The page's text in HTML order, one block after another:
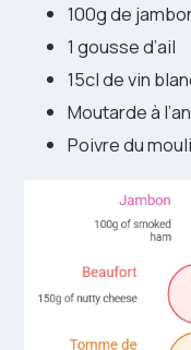
100g de
1 gousse d’ail
15cl de vin
Moutarde à
Poivre du